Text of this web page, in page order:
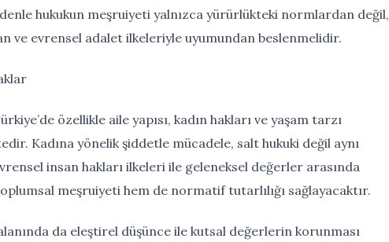
hukukun meşruiyeti yalnızca yürürlükteki normlardan değil,
ve evrensel adalet ilkeleriyle uyumundan beslenmelidir.
özellikle aile yapısı, kadın hakları ve yaşam tarzı
Kadına yönelik şiddetle mücadele, salt hukuki değil aynı
insan hakları ilkeleri ile geleneksel değerler arasında
meşruiyeti hem de normatif tutarlılığı sağlayacaktır.
da eleştirel düşünce ile kutsal değerlerin korunması